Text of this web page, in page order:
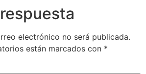
electrónico no será publicada.
están marcados con *